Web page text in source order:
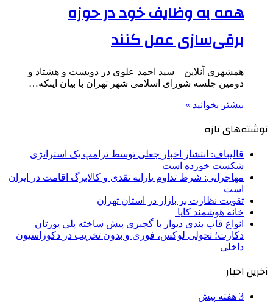
همه به وظایف خود در حوزه
برقی‌سازی عمل کنند
همشهری آنلاین – سید احمد علوی در دویست و هشتاد و
دومین جلسه شورای اسلامی شهر تهران با بیان اینکه…
بیشتر بخوانید »
نوشته‌های تازه
قالیباف: انتشار اخبار جعلی توسط ترامپ یک استراتژی
شکست خورده است
مهاجرانی: شرط تداوم یارانه نقدی و کالابرگ اقامت در ایران
است
تقویت نظارت بر بازار در استان تهران
خانه هوشمند کایا
انواع قاب بندی دیوار با گچبری پیش ساخته پلی یورتان
دکارت؛ تحولی لوکس، فوری و بدون تخریب در دکوراسیون
داخلی
آخرین اخبار
3 هفته پیش